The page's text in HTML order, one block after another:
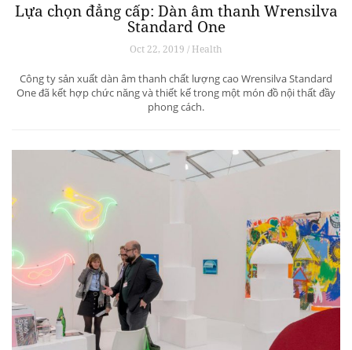
Lựa chọn đẳng cấp: Dàn âm thanh Wrensilva
Standard One
Oct 22, 2019 / Health
Công ty sản xuất dàn âm thanh chất lượng cao Wrensilva Standard
One đã kết hợp chức năng và thiết kế trong một món đồ nội thất đầy
phong cách.